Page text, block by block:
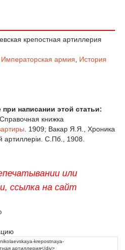
крепостная артиллерия
Императорская армия
История
написании этой статьи:
книжка
. 1909; Вакар Я.Я., Хроника
артиллерiи. С.Пб., 1908.
или
ссылка на сайт